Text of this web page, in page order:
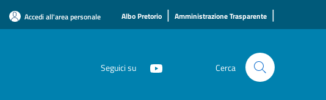
Accedi all'area personale Albo Pretorio | Amministrazione Trasparente |
Seguici su Cerca